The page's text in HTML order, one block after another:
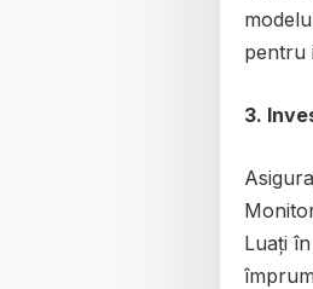
pentru
3.
Luați